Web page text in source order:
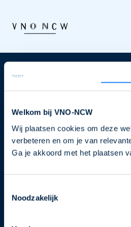
Welkom bij VNO-NCW
Wij plaatsen cookies om deze
verbeteren en om je van
Ga je akkoord met het plaatsen
Noodzakelijk
Nieuwsbrief
je nu in voor de VNO-NCW
Schrijf je in
Direct naar
Ons verhaal